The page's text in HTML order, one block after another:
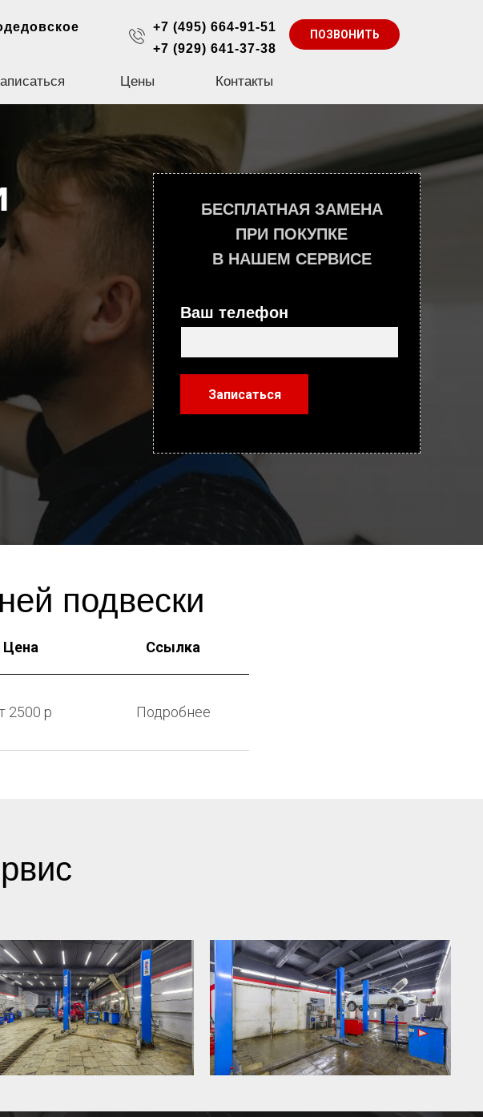
+7 (495) 664-91-51
+7 (929) 641-37-38
Цены Контакты
ПОЗВОНИТЬ
Ваш телефон
Записаться
БЕСПЛАТНАЯ ЗАМЕНА
ПРИ ПОКУПКЕ
В НАШЕМ СЕРВИСЕ
подвески
Цена Ссылка
2500 р Подробнее